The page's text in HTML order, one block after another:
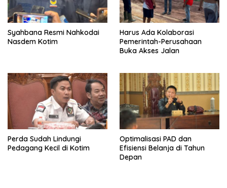
Syahbana Resmi Nahkodai
Nasdem Kotim
Harus Ada Kolaborasi
Pemerintah-Perusahaan
Buka Akses Jalan
Perda Sudah Lindungi
Pedagang Kecil di Kotim
Optimalisasi PAD dan
Efisiensi Belanja di Tahun
Depan